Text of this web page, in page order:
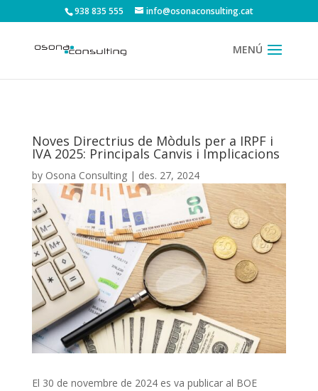
938 835 555 info@osonaconsulting.cat
Noves Directrius de Mòduls per a IRPF i
IVA 2025: Principals Canvis i Implicacions
by Osona Consulting| des. 27, 2024
El 30 de novembre de 2024 es va publicar al BOE